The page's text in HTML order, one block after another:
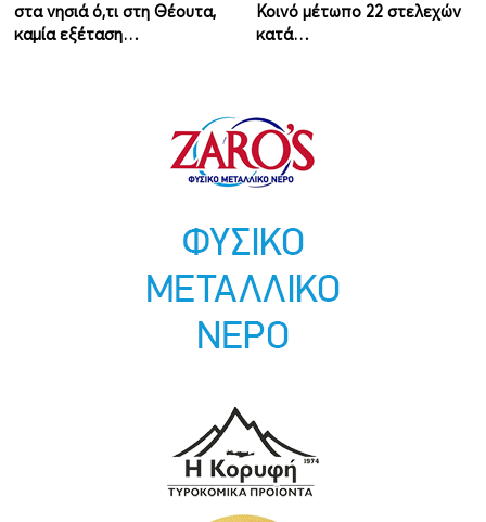
στα νησιά ό,τι στη Θέουτα,
καμία εξέταση…
Κοινό μέτωπο 22 στελεχών
κατά…